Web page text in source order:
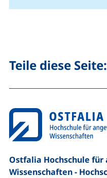
Teile diese Seite:
Ostfalia Hochschule für
Wissenschaften -